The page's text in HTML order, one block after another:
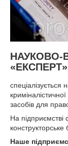
НАУКОВО-
«ЕКСПЕРТ»
спеціалізується
засобів для
На підприємстві
Наше